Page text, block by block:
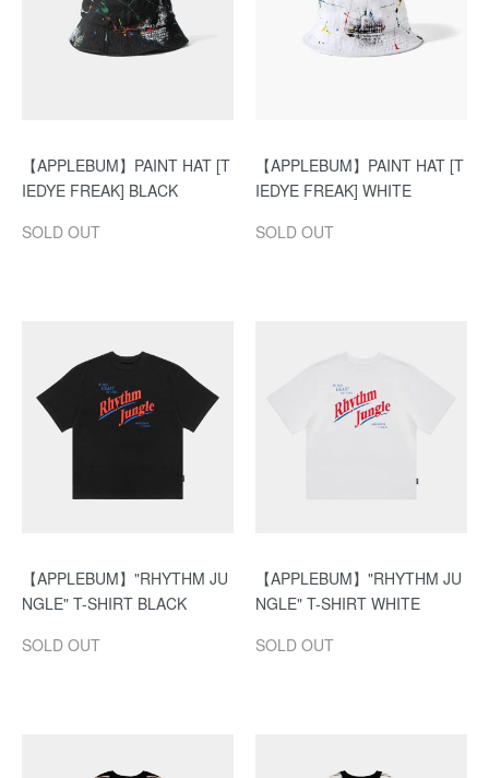
【APPLEBUM】PAINT HAT [T
IEDYE FREAK] BLACK
SOLD OUT
【APPLEBUM】PAINT HAT [T
IEDYE FREAK] WHITE
SOLD OUT
【APPLEBUM】"RHYTHM JU
NGLE" T-SHIRT BLACK
SOLD OUT
【APPLEBUM】"RHYTHM JU
NGLE" T-SHIRT WHITE
SOLD OUT